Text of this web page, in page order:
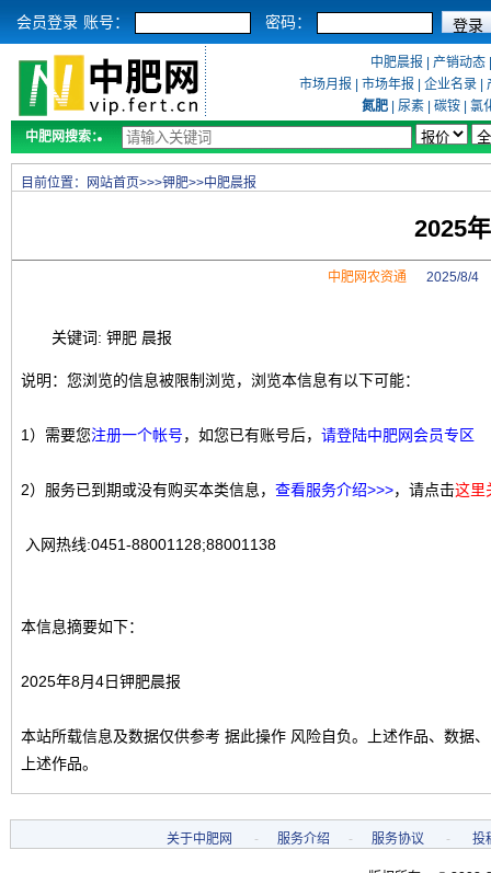
会员登录 账号： 密码：
中肥晨报 产销动态
市场月报
市场年报 企业名录
氮肥
尿素 碳铵
氯
中肥网搜索：
目前位置： 网站首页>>>钾肥>>中肥晨报
2025
中肥网农资通2025/8/4
关键词: 钾肥 晨报
说明：您浏览的信息被限制浏览，浏览本信息有以下可能：
1）需要您注册一个帐号，如您已有账号后， 请登陆中肥网会员专区
2）服务已到期或没有购买本类信息， 查看服务介绍>>>，请点击这里
入网热线:0451-88001128;88001138
本信息摘要如下：
2025年8月4日钾肥晨报
本站所载信息及数据仅供参考 据此操作 风险自负。上述作品、数据
上述作品。
关于中肥网 - 服务介绍 - 服务协议 - 投